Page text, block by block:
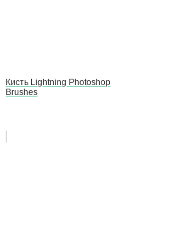
Кисть Lightning Photoshop
Brushes